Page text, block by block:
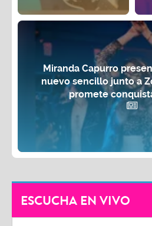
Miranda Capurro
nuevo sencillo junto a
promete
ESCUCHA EN VIVO